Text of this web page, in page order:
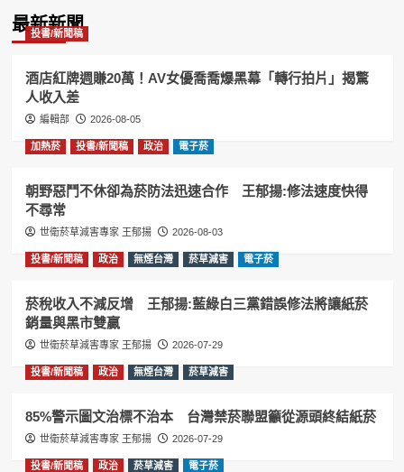
最新新聞
投書/新聞稿
酒店紅牌週賺20萬！AV女優喬喬爆黑幕「轉行拍片」揭驚
人收入差
編輯部 2026-08-05
加熱菸 投書/新聞稿 政治 電子菸
朝野惡鬥不休卻為菸防法迅速合作 王郁揚:修法速度快得
不尋常
世衛菸草減害專家 王郁揚 2026-08-03
投書/新聞稿 政治 無煙台灣 菸草減害 電子菸
菸稅收入不減反增 王郁揚:藍綠白三黨錯誤修法將讓紙菸
銷量與黑市雙贏
世衛菸草減害專家 王郁揚 2026-07-29
投書/新聞稿 政治 無煙台灣 菸草減害
85%警示圖文治標不治本 台灣禁菸聯盟籲從源頭終結紙菸
世衛菸草減害專家 王郁揚 2026-07-29
投書/新聞稿 政治 菸草減害 電子菸